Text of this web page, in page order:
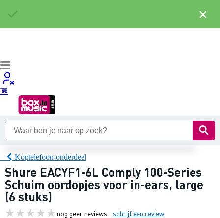
Koptelefoon-onderdeel
Shure EACYF1-6L Comply 100-Series
Schuim oordopjes voor in-ears, large
(6 stuks)
nog geen reviews schrijf een review
×